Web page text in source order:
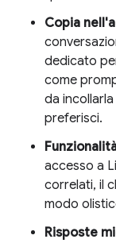
Copia
dedicato
come
da
preferisci.
accesso a
correlati, il
modo
Risposte